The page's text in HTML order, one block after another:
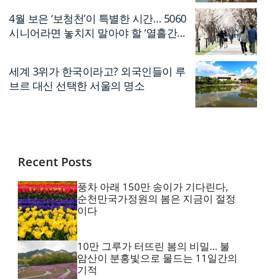
4월 보은 ‘보청천’이 특별한 시간… 5060
시니어라면 놓치지 말아야 할 ‘열흘간의
세계 3위가 한국이라고? 외국인들이 루
브르 대신 선택한 서울의 명소
Recent Posts
풍차 아래 150만 송이가 기다린다,
순천만국가정원의 봄은 지금이 절정
이다
10만 그루가 터뜨린 봄의 비밀… 불
암산이 분홍빛으로 물드는 11일간의
기적